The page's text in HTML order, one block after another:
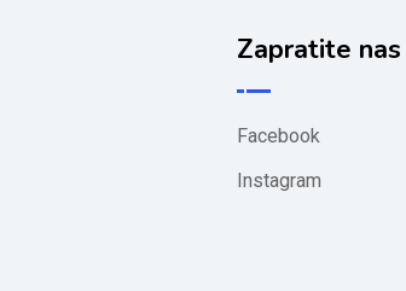
Zapratite nas
Facebook
Instagram